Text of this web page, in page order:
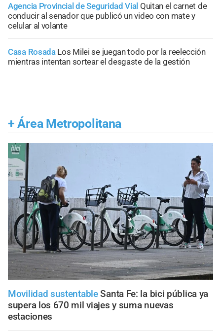
Agencia Provincial de Seguridad Vial Quitan el carnet de
conducir al senador que publicó un video con mate y
celular al volante
Casa Rosada Los Milei se juegan todo por la reelección
mientras intentan sortear el desgaste de la gestión
+ Área Metropolitana
Movilidad sustentable Santa Fe: la bici pública ya
supera los 670 mil viajes y suma nuevas
estaciones